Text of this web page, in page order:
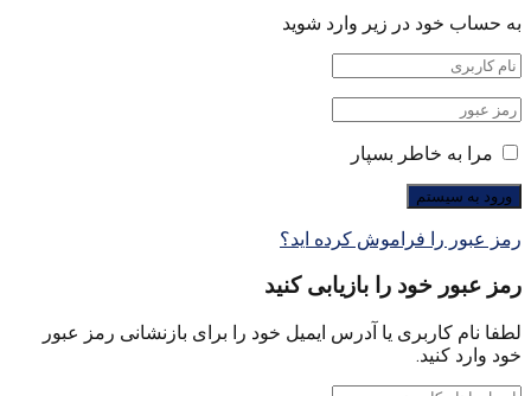
به حساب خود در زیر وارد شوید
مرا به خاطر بسپار
رمز عبور را فراموش کرده اید؟
رمز عبور خود را بازیابی کنید
لطفا نام کاربری یا آدرس ایمیل خود را برای بازنشانی رمز عبور
خود وارد کنید.